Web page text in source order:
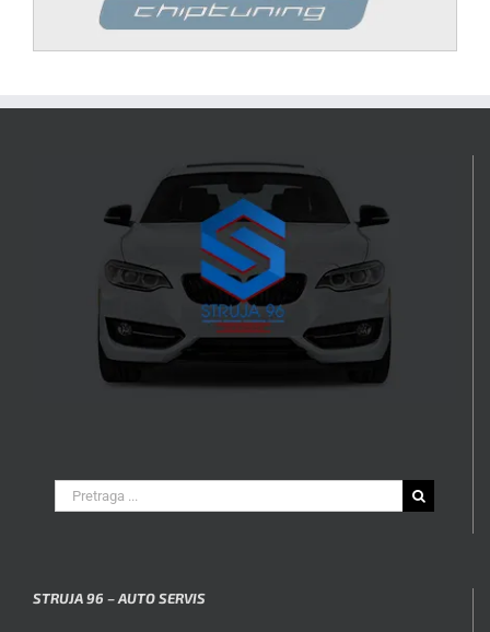
Search
for:
STRUJA 96 – AUTO SERVIS